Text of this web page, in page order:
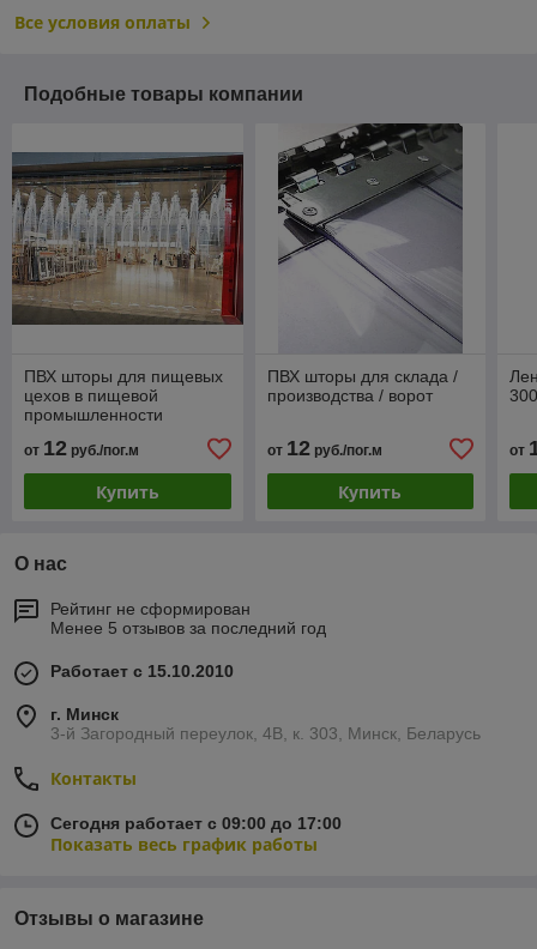
Все условия оплаты
Подобные товары компании
ПВХ шторы для пищевых
цехов в пищевой
промышленности
от 12 руб./пог.м
Купить
ПВХ шторы для склада /
производства / ворот
от 12руб./пог.м
Купить
от
О нас
Рейтинг не сформирован
Менее 5 отзывов за последний год
Работает с 15.10.2010
г. Минск
3-й Загородный переулок, 4В, к. 303, Минск, Беларусь
Контакты
Сегодня работает с 09:00 до 17:00
Показать весь график работы
Отзывы о магазине